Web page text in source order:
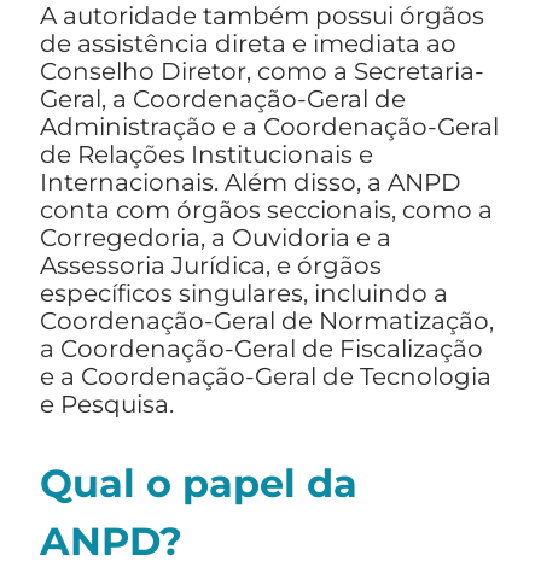
A autoridade também possui órgãos
de assistência direta e imediata ao
Conselho Diretor, como a Secretaria-
Geral, a Coordenação-Geral de
Administração e a Coordenação-Geral
de Relações Institucionais e
Internacionais. Além disso, a ANPD
conta com órgãos seccionais, como a
Corregedoria, a Ouvidoria e a
Assessoria Jurídica, e órgãos
específicos singulares, incluindo a
Coordenação-Geral de Normatização,
a Coordenação-Geral de Fiscalização
e a Coordenação-Geral de Tecnologia
e Pesquisa.
Qual o papel da
ANPD?